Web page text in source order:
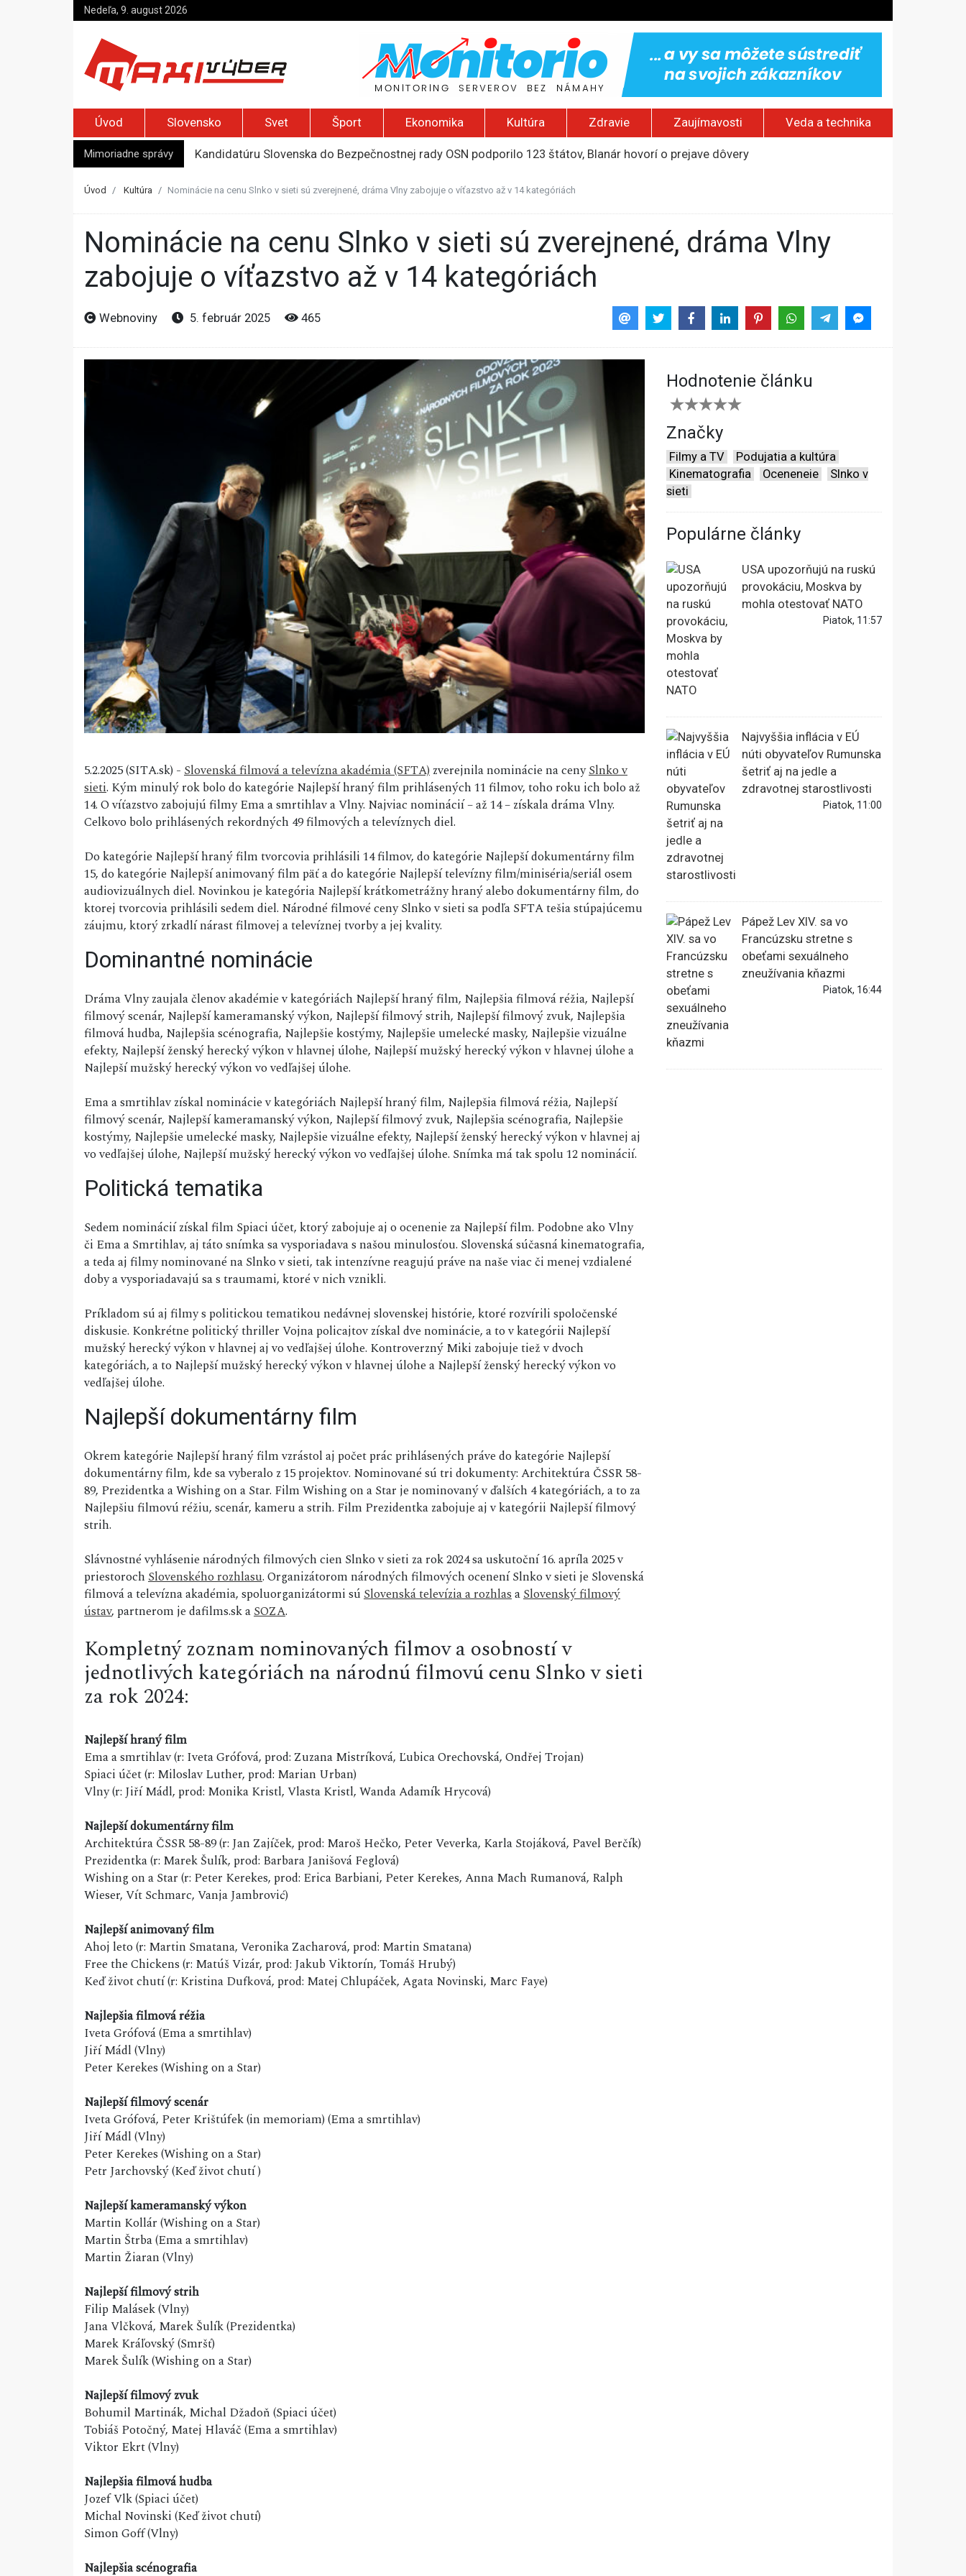
Nedeľa, 9. august 2026
Úvod Slovensko Svet Šport Ekonomika Kultúra Zdravie Zaujímavosti Veda a technika
Mimoriadne správy
Kandidatúru Slovenska do Bezpečnostnej rady OSN podporilo 123 štátov, Blanár hovorí o prejave dôvery
Pápež Lev XIV. sa vo Francúzsku stretne s obeťami sexuálneho zneužívania kňazmi
Úvod Kultúra Nominácie na cenu Slnko v sieti sú zverejnené, dráma Vlny zabojuje o víťazstvo až v 14 kategóriách
Nominácie na cenu Slnko v sieti sú zverejnené, dráma Vlny
zabojuje o víťazstvo až v 14 kategóriách
Webnoviny 5. február 2025 465
5.2.2025 (SITA.sk) -Slovenská filmová a televízna akadémia (SFTA)zverejnila nominácie na cenySlnko v
sieti. Kým minulý rok bolo do kategórie Najlepší hraný film prihlásených 11 filmov, toho roku ich bolo až
14. O víťazstvo zabojujú filmy Ema a smrtihlav a Vlny. Najviac nominácií – až 14 – získala dráma Vlny.
Celkovo bolo prihlásených rekordných 49 filmových a televíznych diel.
Do kategórie Najlepší hraný film tvorcovia prihlásili 14 filmov, do kategórie Najlepší dokumentárny film
15, do kategórie Najlepší animovaný film päť a do kategórie Najlepší televízny film/miniséria/seriál osem
audiovizuálnych diel. Novinkou je kategória Najlepší krátkometrážny hraný alebo dokumentárny film, do
ktorej tvorcovia prihlásili sedem diel. Národné filmové ceny Slnko v sieti sa podľa SFTA tešia stúpajúcemu
záujmu, ktorý zrkadlí nárast filmovej a televíznej tvorby a jej kvality.
Dominantné nominácie
Dráma Vlny zaujala členov akadémie v kategóriách Najlepší hraný film, Najlepšia filmová réžia, Najlepší
filmový scenár, Najlepší kameramanský výkon, Najlepší filmový strih, Najlepší filmový zvuk, Najlepšia
filmová hudba, Najlepšia scénografia, Najlepšie kostýmy, Najlepšie umelecké masky, Najlepšie vizuálne
efekty, Najlepší ženský herecký výkon v hlavnej úlohe, Najlepší mužský herecký výkon v hlavnej úlohe a
Najlepší mužský herecký výkon vo vedľajšej úlohe.
Ema a smrtihlav získal nominácie v kategóriách Najlepší hraný film, Najlepšia filmová réžia, Najlepší
filmový scenár, Najlepší kameramanský výkon, Najlepší filmový zvuk, Najlepšia scénografia, Najlepšie
kostýmy, Najlepšie umelecké masky, Najlepšie vizuálne efekty, Najlepší ženský herecký výkon v hlavnej aj
vo vedľajšej úlohe, Najlepší mužský herecký výkon vo vedľajšej úlohe. Snímka má tak spolu 12 nominácií.
Politická tematika
Sedem nominácií získal film Spiaci účet, ktorý zabojuje aj o ocenenie za Najlepší film. Podobne ako Vlny
či Ema a Smrtihlav, aj táto snímka sa vysporiadava s našou minulosťou. Slovenská súčasná kinematografia,
a teda aj filmy nominované na Slnko v sieti, tak intenzívne reagujú práve na naše viac či menej vzdialené
doby a vysporiadavajú sa s traumami, ktoré v nich vznikli.
Príkladom sú aj filmy s politickou tematikou nedávnej slovenskej histórie, ktoré rozvírili spoločenské
diskusie. Konkrétne politický thriller Vojna policajtov získal dve nominácie, a to v kategórii Najlepší
mužský herecký výkon v hlavnej aj vo vedľajšej úlohe. Kontroverzný Miki zabojuje tiež v dvoch
kategóriách, a to Najlepší mužský herecký výkon v hlavnej úlohe a Najlepší ženský herecký výkon vo
vedľajšej úlohe.
Najlepší dokumentárny film
Okrem kategórie Najlepší hraný film vzrástol aj počet prác prihlásených práve do kategórie Najlepší
dokumentárny film, kde sa vyberalo z 15 projektov. Nominované sú tri dokumenty: Architektúra ČSSR 58-
89, Prezidentka a Wishing on a Star. Film Wishing on a Star je nominovaný v ďalších 4 kategóriách, a to za
Najlepšiu filmovú réžiu, scenár, kameru a strih. Film Prezidentka zabojuje aj v kategórii Najlepší filmový
strih.
Slávnostné vyhlásenie národných filmových cien Slnko v sieti za rok 2024 sa uskutoční 16. apríla 2025 v
priestorochSlovenského rozhlasu. Organizátorom národných filmových ocenení Slnko v sieti je Slovenská
filmová a televízna akadémia, spoluorganizátormi súSlovenská televízia a rozhlasaSlovenský filmový
ústav, partnerom je dafilms.sk aSOZA.
Kompletný zoznam nominovaných filmov a osobností v
jednotlivých kategóriách na národnú filmovú cenu Slnko v sieti
za rok 2024:
Najlepší hraný film
Ema a smrtihlav (r: Iveta Grófová, prod: Zuzana Mistríková, Ľubica Orechovská, Ondřej Trojan)
Spiaci účet (r: Miloslav Luther, prod: Marian Urban)
Vlny (r: Jiří Mádl, prod: Monika Kristl, Vlasta Kristl, Wanda Adamík Hrycová)
Najlepší dokumentárny film
Architektúra ČSSR 58-89 (r: Jan Zajíček, prod: Maroš Hečko, Peter Veverka, Karla Stojáková, Pavel Berčík)
Prezidentka (r: Marek Šulík, prod: Barbara Janišová Feglová)
Wishing on a Star (r: Peter Kerekes, prod: Erica Barbiani, Peter Kerekes, Anna Mach Rumanová, Ralph
Wieser, Vít Schmarc, Vanja Jambrović)
Najlepší animovaný film
Ahoj leto (r: Martin Smatana, Veronika Zacharová, prod: Martin Smatana)
Free the Chickens (r: Matúš Vizár, prod: Jakub Viktorín, Tomáš Hrubý)
Keď život chutí (r: Kristina Dufková, prod: Matej Chlupáček, Agata Novinski, Marc Faye)
Najlepšia filmová réžia
Iveta Grófová (Ema a smrtihlav)
Jiří Mádl (Vlny)
Peter Kerekes (Wishing on a Star)
Najlepší filmový scenár
Iveta Grófová, Peter Krištúfek (in memoriam) (Ema a smrtihlav)
Jiří Mádl (Vlny)
Peter Kerekes (Wishing on a Star)
Petr Jarchovský (Keď život chutí )
Najlepší kameramanský výkon
Martin Kollár (Wishing on a Star)
Martin Štrba (Ema a smrtihlav)
Martin Žiaran (Vlny)
Najlepší filmový strih
Filip Malásek (Vlny)
Jana Vlčková, Marek Šulík (Prezidentka)
Marek Kráľovský (Smršť)
Marek Šulík (Wishing on a Star)
Najlepší filmový zvuk
Bohumil Martinák, Michal Džadoň (Spiaci účet)
Tobiáš Potočný, Matej Hlaváč (Ema a smrtihlav)
Viktor Ekrt (Vlny)
Najlepšia filmová hudba
Jozef Vlk (Spiaci účet)
Michal Novinski (Keď život chutí)
Simon Goff (Vlny)
Najlepšia scénografia
Hodnotenie článku
Značky
Filmy a TV
Podujatia a kultúra
Kinematografia
Oceneneie
Slnko v
sieti
Populárne články
USA upozorňujú na ruskú
provokáciu, Moskva by
mohla otestovať NATO
Piatok, 11:57
Najvyššia inflácia v EÚ
núti obyvateľov Rumunska
šetriť aj na jedle a
zdravotnej starostlivosti
Piatok, 11:00
Pápež Lev XIV. sa vo
Francúzsku stretne s
obeťami sexuálneho
zneužívania kňazmi
Piatok, 16:44